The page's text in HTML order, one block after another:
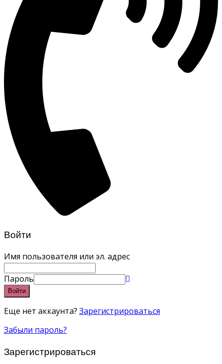
Войти
Имя пользователя или эл. адрес
Пароль
Войти
Еще нет аккаунта? Зарегистрироваться
Забыли пароль?
Зарегистрироваться